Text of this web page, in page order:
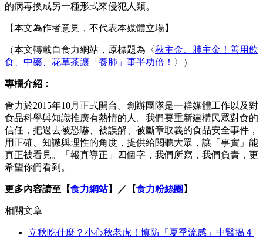
的病毒換成另一種形式來侵犯人類。
【本文為作者意見，不代表本媒體立場】
（本文轉載自食力網站，原標題為〈秋主金、肺主金！善用飲
食、中藥、花草茶讓「養肺」事半功倍！ 〉）
專欄介紹：
食力於2015年10月正式開台。創辦團隊是一群媒體工作以及對
食品科學與知識推廣有熱情的人。我們要重新建構民眾對食的
信任，把過去被恐嚇、被誤解、被斷章取義的食品安全事件，
用正確、知識與理性的角度，提供給閱聽大眾，讓「事實」能
真正被看見。「報真導正」四個字，我們所寫，我們負責，更
希望你們看到。
更多內容請至【食力網站】／【食力粉絲團 】
相關文章
立秋吃什麼？小心秋老虎！慎防「夏季流感」中醫揭４